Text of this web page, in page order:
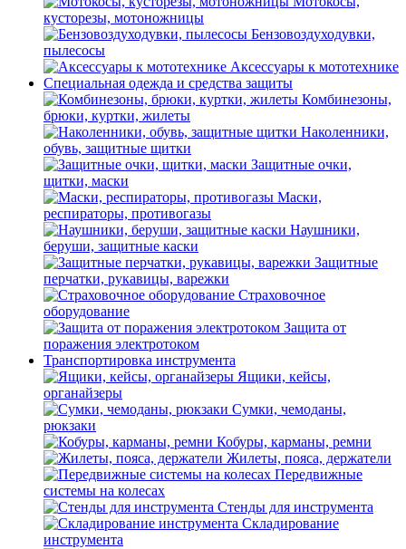
кусторезы, мотоножницы
Бензовоздуходувки,
пылесосы
Аксессуары к мототехнике
Специальная одежда и средства защиты
Комбинезоны,
брюки, куртки, жилеты
Наколенники,
обувь, защитные щитки
Защитные очки,
щитки, маски
Маски,
респираторы, противогазы
Наушники,
беруши, защитные каски
Защитные
перчатки, рукавицы, варежки
Страховочное
оборудование
Защита от
поражения электротоком
Транспортировка инструмента
Ящики, кейсы,
органайзеры
Сумки, чемоданы,
рюкзаки
Кобуры, карманы, ремни
Жилеты, пояса, держатели
Передвижные
системы на колесах
Стенды для инструмента
Складирование
инструмента